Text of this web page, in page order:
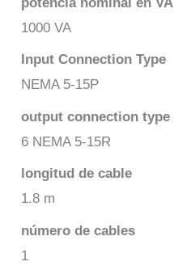
1000 VA
Input Connection Type
NEMA 5-15P
output connection type
6 NEMA 5-15R
longitud de cable
1.8 m
número de cables
1